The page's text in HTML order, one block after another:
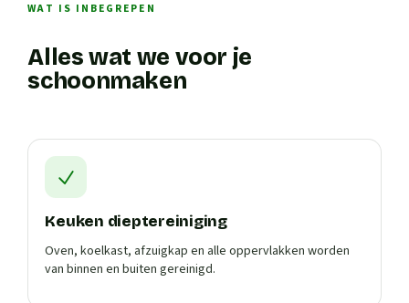
WAT IS INBEGREPEN
Alles wat we voor je
schoonmaken
Keuken dieptereiniging
Oven, koelkast, afzuigkap en alle oppervlakken worden
van binnen en buiten gereinigd.